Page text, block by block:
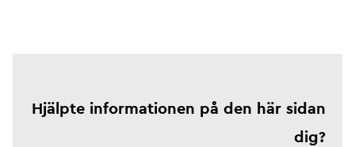
Hjälpte informationen på den här sidan
dig?